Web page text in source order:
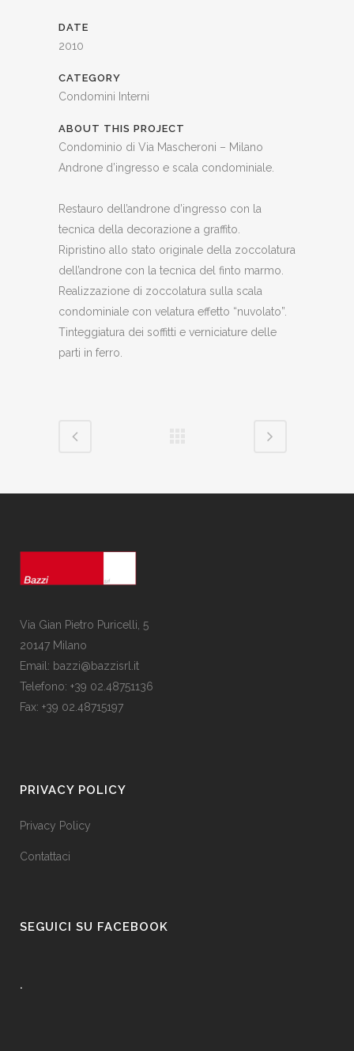
DATE
2010
CATEGORY
Condomini Interni
ABOUT THIS PROJECT
Condominio di Via Mascheroni – Milano
Androne d’ingresso e scala condominiale.
Restauro dell’androne d’ingresso con la
tecnica della decorazione a graffito.
Ripristino allo stato originale della zoccolatura
dell’androne con la tecnica del finto marmo.
Realizzazione di zoccolatura sulla scala
condominiale con velatura effetto “nuvolato”.
Tinteggiatura dei soffitti e verniciature delle
parti in ferro.
Via Gian Pietro Puricelli, 5
20147 Milano
Email: bazzi@bazzisrl.it
Telefono: +39 02.48751136
Fax: +39 02.48715197
PRIVACY POLICY
Privacy Policy
Contattaci
SEGUICI SU FACEBOOK
.